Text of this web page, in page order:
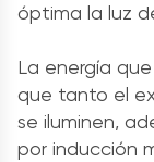
óptima la luz
La energía
que tanto el
se iluminen,
por inducción